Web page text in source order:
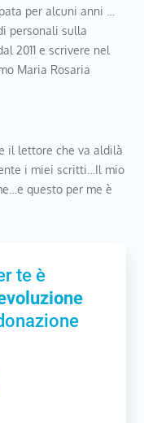
per alcuni anni …
personali sulla
2011 e scrivere nel
Maria Rosaria
il lettore che va aldilà
i miei scritti…Il mio
questo per me è
te è